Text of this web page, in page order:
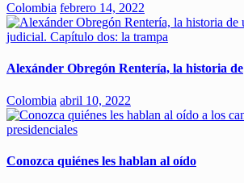
Colombia febrero 14, 2022
Alexánder Obregón Rentería, la historia de
Colombia abril 10, 2022
Conozca quiénes les hablan al oído